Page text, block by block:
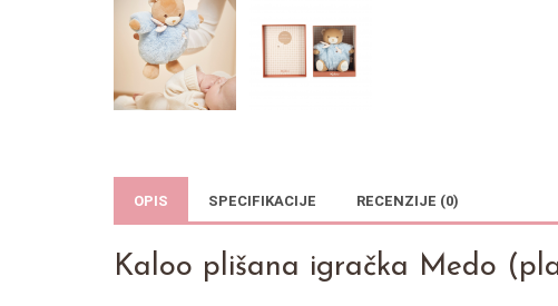
OPIS SPECIFIKACIJE RECENZIJE (0)
Kaloo plišana igračka Medo